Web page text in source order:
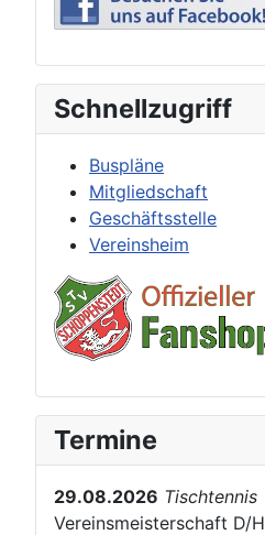
Schnellzugriff
Buspläne
Mitgliedschaft
Geschäftsstelle
Vereinsheim
Termine
29.08.2026 Tischtennis
Vereinsmeisterschaft D/H